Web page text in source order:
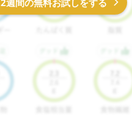
2週間の無料お試しをする